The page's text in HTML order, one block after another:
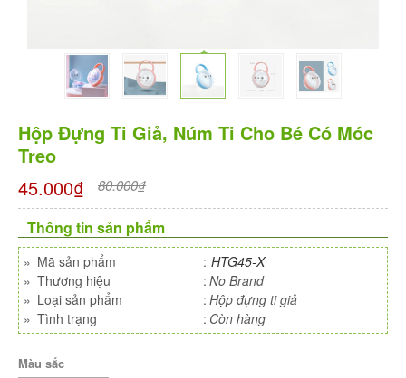
Hộp Đựng Ti Giả, Núm Ti Cho Bé Có Móc
Treo
45.000₫
80.000₫
Thông tin sản phẩm
» Mã sản phẩm : HTG45-X
» Thương hiệu : No Brand
» Loại sản phẩm : Hộp đựng ti giả
» Tình trạng : Còn hàng
Màu sắc